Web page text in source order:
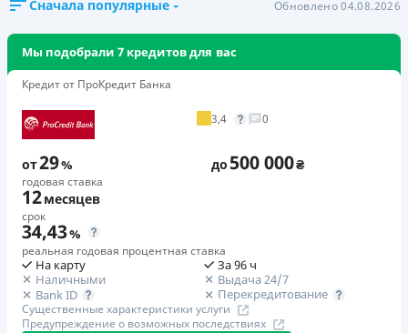
Сначала популярные Обновлено 04.08.2026
Мы подобрали 7 кредитов для вас
Кредит от ПроКредит Банка
3,4 0
от29%
годовая ставка
до500 000₴
12месяцев
срок
34,43%
реальная годовая процентная ставка
На карту
Наличными
Bank ID
За 96 ч
Выдача 24/7
Перекредитование
Существенные характеристики услуги
Предупреждение о возможных последствиях